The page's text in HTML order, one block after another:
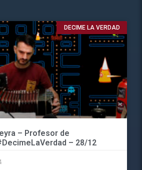
DECIME LA VERDAD
– Profesor de
– 28/12